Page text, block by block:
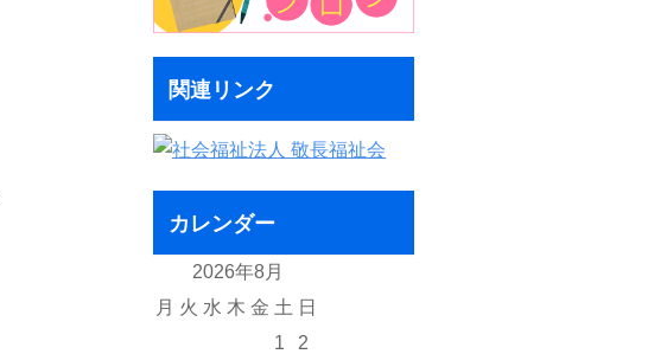
関連リンク
カレンダー
2026年8月
月 火 水 木 金 土 日
1
2